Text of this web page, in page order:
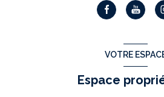
VOTRE
Espace